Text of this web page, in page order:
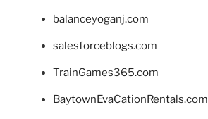
balanceyoganj.com
salesforceblogs.com
TrainGames365.com
BaytownEvaCationRentals.com